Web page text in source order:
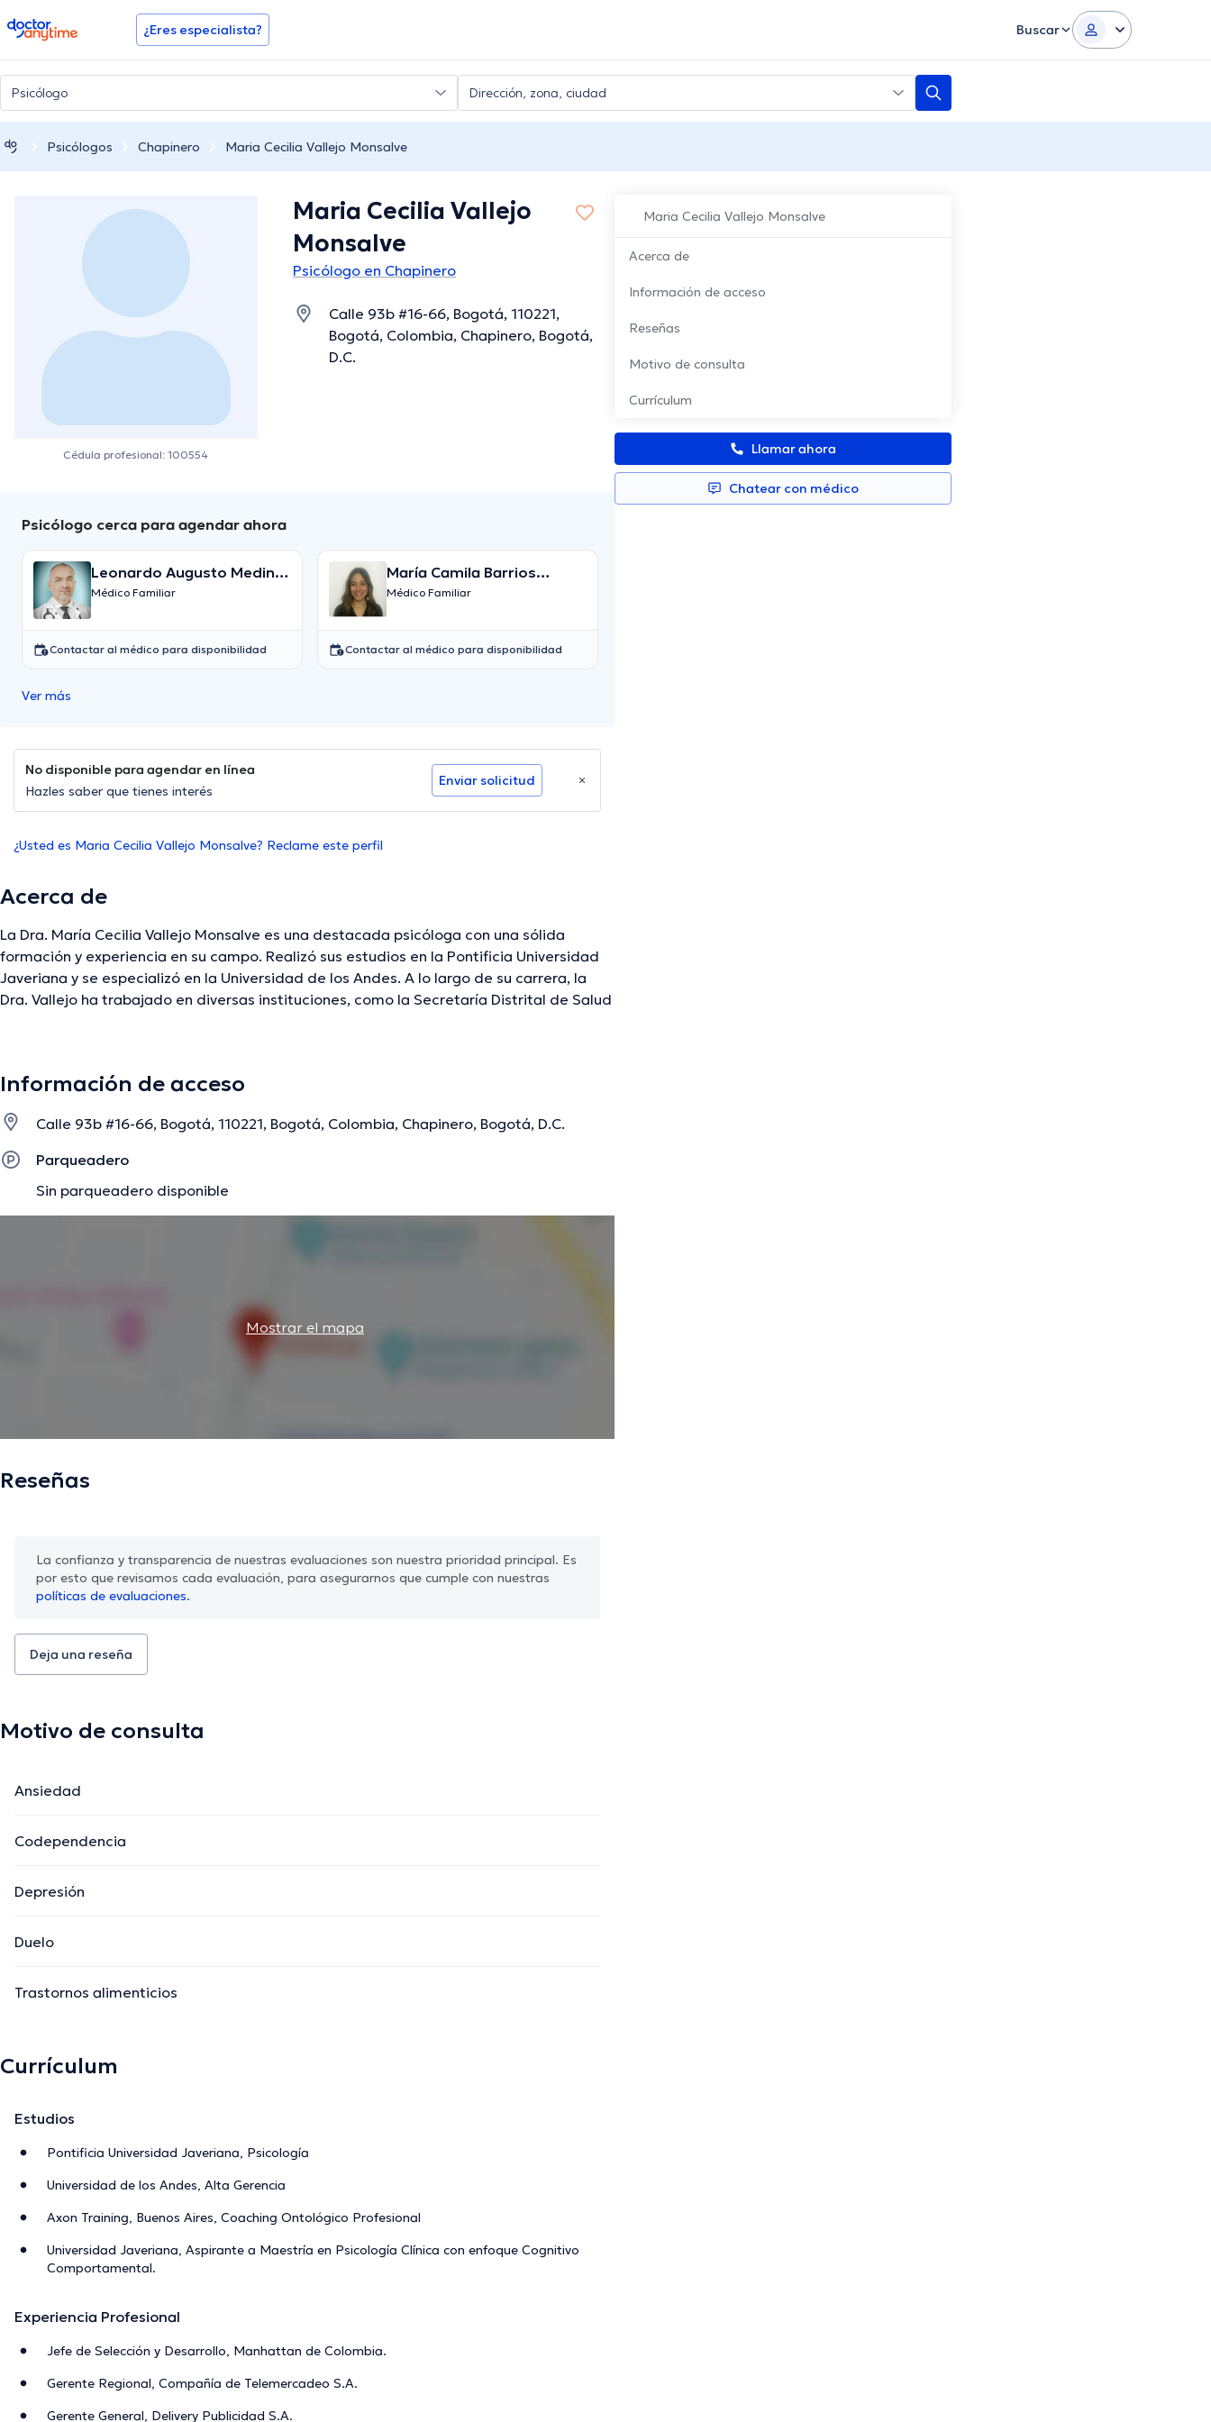
doctoranytime ¿Eres especialista? Buscar
Psicólogos Chapinero Maria Cecilia Vallejo Monsalve
Maria Cecilia Vallejo Monsalve
Acerca de
Información de acceso
Reseñas
Motivo de consulta
Currículum
Llamar ahora
Chatear con médico
Cédula profesional: 100554
Maria Cecilia Vallejo
Monsalve
Psicólogo en Chapinero
Calle 93b #16-66, Bogotá, 110221,
Bogotá, Colombia, Chapinero, Bogotá,
D.C.
Psicólogo cerca para agendar ahora
Leonardo Augusto Medina
Ospina
Médico Familiar
Contactar al médico para disponibilidad
María Camila Barrios
Martínez
Médico Familiar
Contactar al médico para disponibilidad
Ver más
No disponible para agendar en línea
Hazles saber que tienes interés
Enviar solicitud
¿Usted es Maria Cecilia Vallejo Monsalve? Reclame este perfil
Acerca de
La Dra. María Cecilia Vallejo Monsalve es una destacada psicóloga con una sólida
formación y experiencia en su campo. Realizó sus estudios en la Pontificia Universidad
Javeriana y se especializó en la Universidad de los Andes. A lo largo de su carrera, la
Dra. Vallejo ha trabajado en diversas instituciones, como la Secretaría Distrital de Salud
identidad sexual. La Dra. María Cecilia Vallejo Monsalve se destaca por su enfoque
conocimiento en diversos trastornos y su experiencia en terapia individual y de pareja le
permiten ofrecer un enfoque integral para abordar los desafíos emocionales y
psicológicos que enfrentan sus pacientes. Su compromiso con la salud mental y el
bienestar de sus pacientes es evidente en su dedicación y pasión por ayudarles a
superar sus dificultades y lograr una vida plena y equilibrada.
Información de acceso
Calle 93b #16-66, Bogotá, 110221, Bogotá, Colombia, Chapinero, Bogotá, D.C.
Parqueadero
Sin parqueadero disponible
Mostrar el mapa
Reseñas
La confianza y transparencia de nuestras evaluaciones son nuestra prioridad principal. Es
por esto que revisamos cada evaluación, para asegurarnos que cumple con nuestras
políticas de evaluaciones.
Deja una reseña
Motivo de consulta
Ansiedad
Codependencia
Depresión
Duelo
Trastornos alimenticios
Currículum
Estudios
Pontificia Universidad Javeriana, Psicología
Universidad de los Andes, Alta Gerencia
Axon Training, Buenos Aires, Coaching Ontológico Profesional
Universidad Javeriana, Aspirante a Maestría en Psicología Clínica con enfoque Cognitivo
Comportamental.
Experiencia Profesional
Jefe de Selección y Desarrollo, Manhattan de Colombia.
Gerente Regional, Compañía de Telemercadeo S.A.
Gerente General, Delivery Publicidad S.A.